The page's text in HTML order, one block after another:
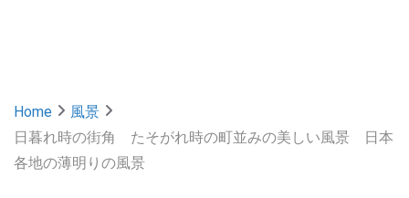
Home
風景
日暮れ時の街角 たそがれ時の町並みの美しい風景 日本
各地の薄明りの風景